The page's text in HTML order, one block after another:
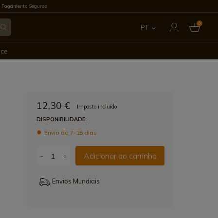
Pagamento Seguros
PT 0
12,30 €
Imposto incluído
DISPONIBILIDADE:
Envio de 7-15 dias
- + Adicionar ao carrinho
Envios Mundiais